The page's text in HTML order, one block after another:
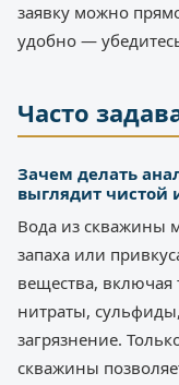
заявку можно
удобно —
Часто
Зачем делать
выглядит чистой
Вода из скважины
запаха или
вещества,
нитраты,
загрязнение.
скважины